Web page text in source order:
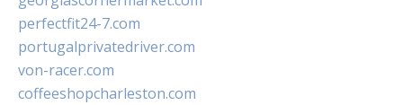
perfectfit24-7.com
portugalprivatedriver.com
von-racer.com
coffeeshopcharleston.com